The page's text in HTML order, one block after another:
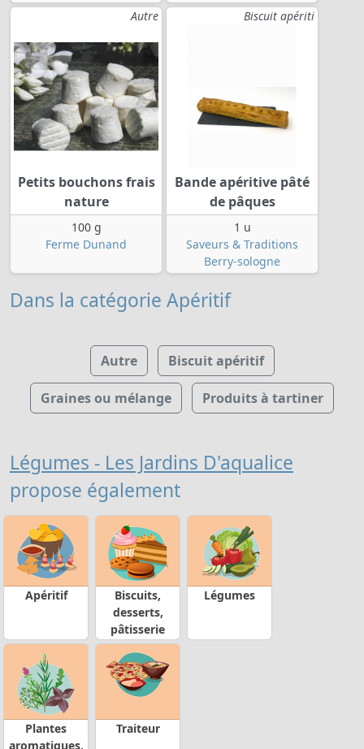
Autre
Petits bouchons frais
nature
100 g
Ferme Dunand
Biscuit apériti
Bande apéritive pâté
de pâques
1 u
Saveurs & Traditions
Berry-sologne
Dans la catégorie Apéritif
Autre Biscuit apéritif
Graines ou mélange Produits à tartiner
Légumes - Les Jardins D'aqualice
propose également
Apéritif
Biscuits,
desserts,
pâtisserie
Légumes
Plantes
aromatiques,
Traiteur